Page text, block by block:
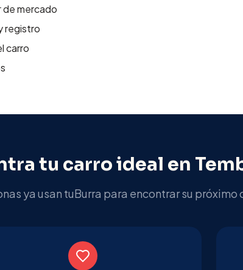
de mercado
registro
carro
tu carro ideal en
ya usan tuBurra para encontrar su próximo